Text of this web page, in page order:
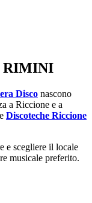
RIMINI
Disco nascono
a Riccione e a
Discoteche Riccione
e scegliere il locale
musicale preferito.